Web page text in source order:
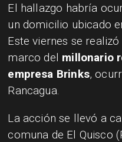
El hallazgo habría
un domicilio ubicado
Este viernes se
marco del millonario
empresa Brinks,
Rancagua.
La acción se llevó a
comuna de El Quisco